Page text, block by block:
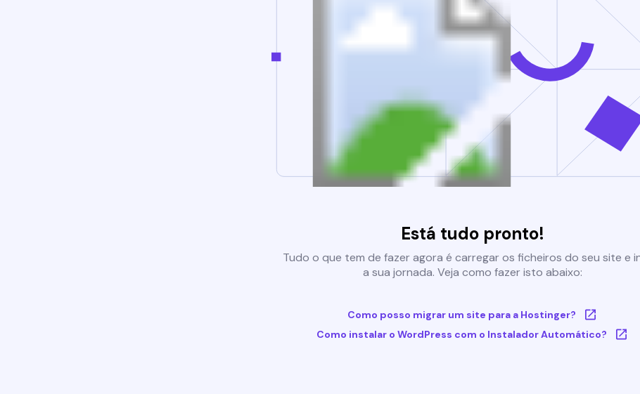
Está tudo pronto!
Tudo o que tem de fazer agora é carregar os ficheiros do seu site e
a sua jornada. Veja como fazer isto abaixo:
Como posso migrar um site para a Hostinger?
Como instalar o WordPress com o Instalador Automático?